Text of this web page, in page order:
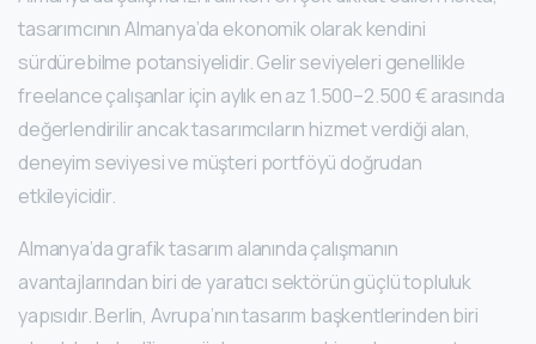
tasarımcının Almanya’da ekonomik olarak kendini
sürdürebilme potansiyelidir. Gelir seviyeleri genellikle
freelance çalışanlar için aylık en az 1.500–2.500 € arasında
değerlendirilir ancak tasarımcıların hizmet verdiği alan,
deneyim seviyesi ve müşteri portföyü doğrudan
etkileyicidir.
Almanya’da grafik tasarım alanında çalışmanın
avantajlarından biri de yaratıcı sektörün güçlü topluluk
yapısıdır. Berlin, Avrupa’nın tasarım başkentlerinden biri